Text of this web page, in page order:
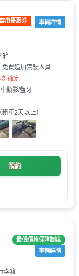
用優惠券 車輛詳情
箱
免費追加駕駛人員
確定
顯影/藍牙
車2天以上）
預約
最低價格保障制度
車輛詳情
李箱